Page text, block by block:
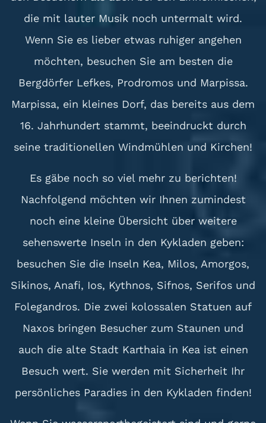
die mit lauter Musik noch untermalt wird.
Wenn Sie es lieber etwas ruhiger angehen
möchten, besuchen Sie am besten die
Bergdörfer Lefkes, Prodromos und Marpissa.
Marpissa, ein kleines Dorf, das bereits aus dem
16. Jahrhundert stammt, beeindruckt durch
seine traditionellen Windmühlen und Kirchen!
Es gäbe noch so viel mehr zu berichten!
Nachfolgend möchten wir Ihnen zumindest
noch eine kleine Übersicht über weitere
sehenswerte Inseln in den Kykladen geben:
besuchen Sie die Inseln Kea, Milos, Amorgos,
Sikinos, Anafi, Ios, Kythnos, Sifnos, Serifos und
Folegandros. Die zwei kolossalen Statuen auf
Naxos bringen Besucher zum Staunen und
auch die alte Stadt Karthaia in Kea ist einen
Besuch wert. Sie werden mit Sicherheit Ihr
persönliches Paradies in den Kykladen finden!